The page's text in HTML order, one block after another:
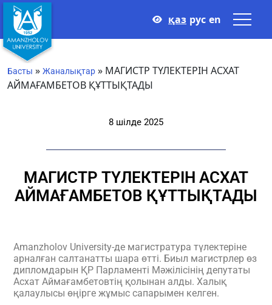
қаз рус en
Басты » Жаналықтар » МАГИСТР ТҮЛЕКТЕРІН АСХАТ
АЙМАҒАМБЕТОВ ҚҰТТЫҚТАДЫ
8 шілде 2025
МАГИСТР ТҮЛЕКТЕРІН АСХАТ
АЙМАҒАМБЕТОВ ҚҰТТЫҚТАДЫ
Amanzholov University-де магистратура түлектеріне
арналған салтанатты шара өтті. Биыл магистрлер өз
дипломдарын ҚР Парламенті Мәжілісінің депутаты
Асхат Аймағамбетовтің қолынан алды. Халық
қалаулысы өңірге жұмыс сапарымен келген.